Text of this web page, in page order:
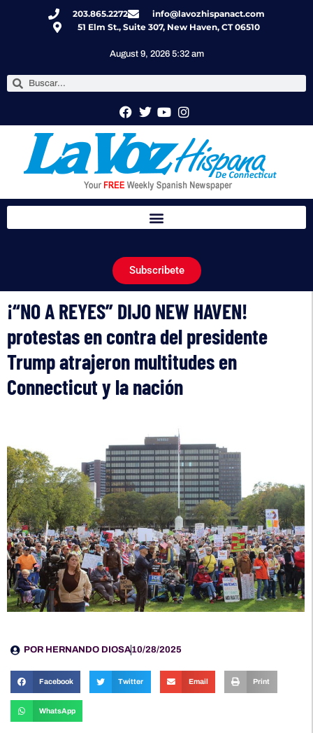
203.865.2272
info@lavozhispanact.com
51 Elm St., Suite 307, New Haven, CT 06510
August 9, 2026 5:32 am
Subscribete
¡“NO A REYES” DIJO NEW HAVEN!
protestas en contra del presidente
Trump atrajeron multitudes en
Connecticut y la nación
POR HERNANDO DIOSA10/28/2025
Facebook Twitter Email Print
WhatsApp